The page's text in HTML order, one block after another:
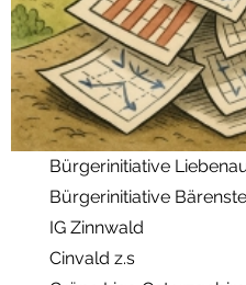
Bürgerinitiative
Bürgerinitiative
IG Zinnwald
Cinvald z.s